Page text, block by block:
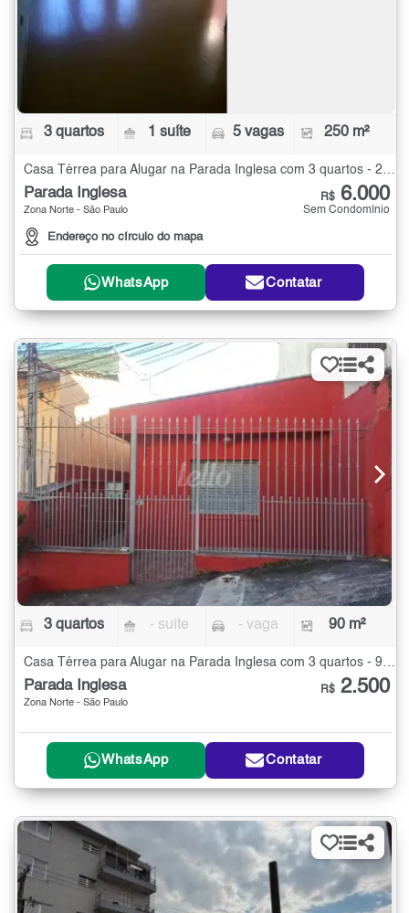
3 quartos 1 suíte 5 vagas 250 m²
Casa Térrea para Alugar na Parada Inglesa com 3 quartos - 250 m²
Parada Inglesa
Zona Norte - São Paulo
Endereço no círculo do mapa
R$ 6.000
Sem Condomínio
WhatsApp Contatar
3 quartos - suíte - vaga 90 m²
Casa Térrea para Alugar na Parada Inglesa com 3 quartos - 90 m²
Parada Inglesa
Zona Norte - São Paulo
R$ 2.500
WhatsApp Contatar